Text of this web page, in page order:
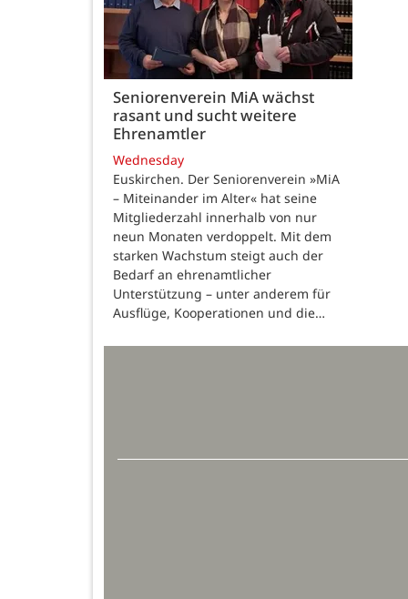
Seniorenverein MiA wächst
rasant und sucht weitere
Ehrenamtler
Wednesday
Euskirchen. Der Seniorenverein »MiA
– Miteinander im Alter« hat seine
Mitgliederzahl innerhalb von nur
neun Monaten verdoppelt. Mit dem
starken Wachstum steigt auch der
Bedarf an ehrenamtlicher
Unterstützung – unter anderem für
Ausflüge, Kooperationen und die…